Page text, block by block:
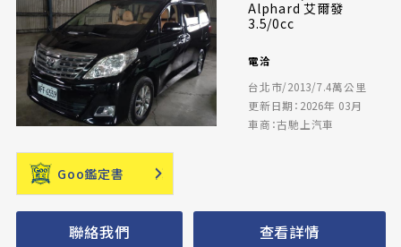
Alphard 艾爾發
3.5/0cc
電洽
台北市/2013/7.4萬公里
更新日期：2026年 03月
車商：古馳上汽車
Goo鑑定書
聯絡我們 查看詳情